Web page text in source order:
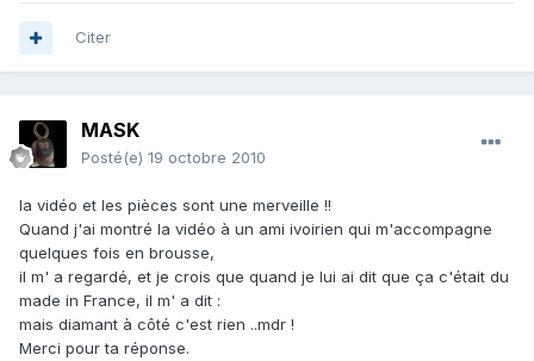
Citer
MASK
Posté(e) 19 octobre 2010
la vidéo et les pièces sont une merveille !!
Quand j'ai montré la vidéo à un ami ivoirien qui m'accompagne
quelques fois en brousse,
il m' a regardé, et je crois que quand je lui ai dit que ça c'était du
made in France, il m' a dit :
mais diamant à côté c'est rien ..mdr !
Merci pour ta réponse.